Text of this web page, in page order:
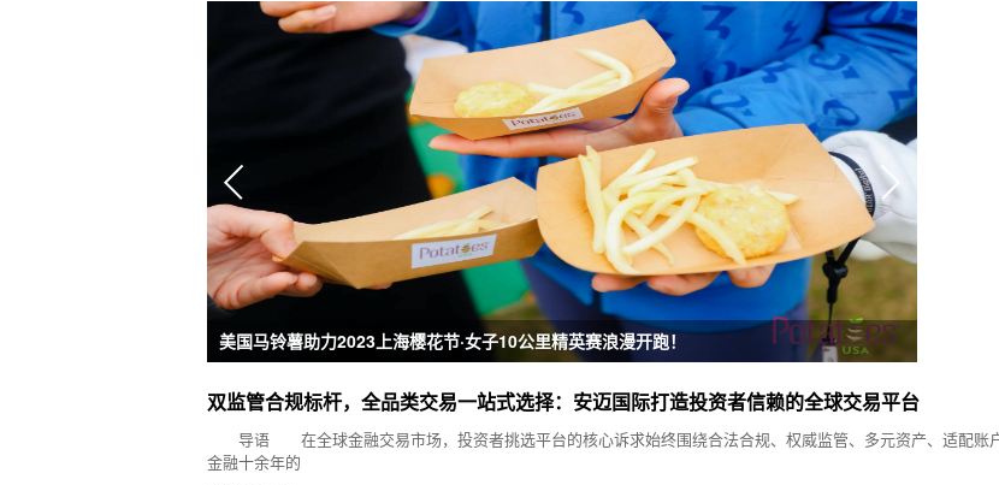
美国马铃薯助力2023上海樱花节·女子10公里精英赛浪漫开跑！
双监管合规标杆，全品类交易一站式选择：安迈国际打造投资者信赖的全球交易平台
导语 在全球金融交易市场，投资者挑选平台的核心诉求始终围绕合法合规、权威监管、多元资产、适配账
金融十余年的